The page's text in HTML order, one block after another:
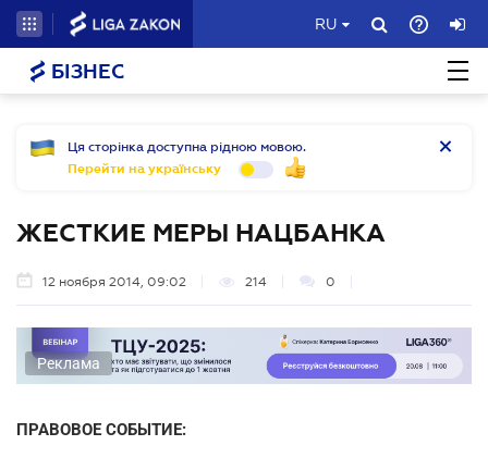
RU
БІЗНЕС
Ця сторінка доступна рідною мовою.
Перейти на українську
ЖЕСТКИЕ МЕРЫ НАЦБАНКА
12 ноября 2014, 09:02 214 0
Реклама
ПРАВОВОЕ СОБЫТИЕ: